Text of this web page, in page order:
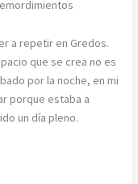
a repetir en Gredos.
que se crea no es
por la noche, en mi
porque estaba a
un día pleno.